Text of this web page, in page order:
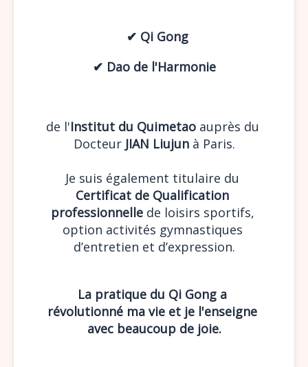
✔︎ Qi Gong
✔︎ Dao de l'Harmonie
de l'Institut du Quimetao auprès du
Docteur JIAN Liujun à Paris.
Certificat de Qualification
professionnelle de loisirs sportifs,
option activités gymnastiques
d’entretien et d’expression.
La pratique du Qi Gong a
révolutionné ma vie et je l'enseigne
avec beaucoup de joie.